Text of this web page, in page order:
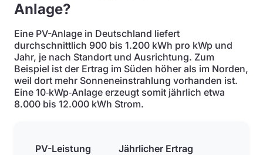
Anlage?
Eine PV-Anlage in Deutschland liefert
durchschnittlich 900 bis 1.200 kWh pro kWp und
Jahr, je nach Standort und Ausrichtung. Zum
Beispiel ist der Ertrag im Süden höher als im Norden,
weil dort mehr Sonneneinstrahlung vorhanden ist.
Eine 10‑kWp‑Anlage erzeugt somit jährlich etwa
8.000 bis 12.000 kWh Strom.
PV-Leistung Jährlicher Ertrag